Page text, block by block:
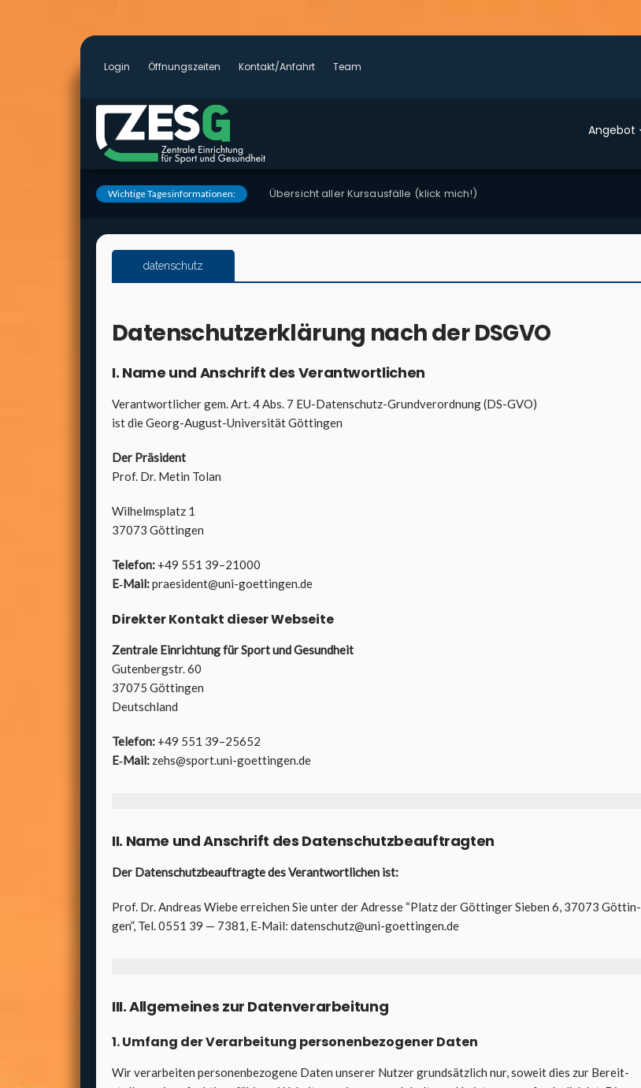
Log­in Öff­nungs­zei­ten Kontakt/Anfahrt Team
Ange­bot
Wichtige Tagesinformationen: Über­sicht aller Kurs­aus­fäl­le (klick mich!)
datenschutz
Daten­schutz­er­klä­rung nach der DSGVO
I. Name und Anschrift des Ver­ant­wort­li­chen
Ver­ant­wort­li­cher gem. Art. 4 Abs. 7 EU-Daten­schutz-Grund­ver­ord­nung (DS-GVO)
ist die Georg-August-Uni­ver­si­tät Göt­tin­gen
Der Prä­si­dent
Prof. Dr. Metin Tolan
Wil­helms­platz 1
37073 Göt­tin­gen
Tele­fon: +49 551 39–21000
E‑Mail:praesident@uni-goettingen.de
Direk­ter Kon­takt die­ser Web­sei­te
Zen­tra­le Ein­rich­tung für Sport und Gesund­heit
Guten­berg­str. 60
37075 Göt­tin­gen
Deutsch­land
Tele­fon: +49 551 39–25652
E‑Mail: zehs@sport.uni-goettingen.de
II. Name und Anschrift des Daten­schutz­be­auf­trag­ten
Der Daten­schutz­be­auf­trag­te des Ver­ant­wort­li­chen ist:
Prof. Dr. Andre­as Wie­be errei­chen Sie unter der Adres­se “Platz der Göt­tin­ger Sie­ben 6, 37073 Göt­tin­
gen”, Tel. 0551 39 — 7381, E‑Mail: datenschutz@uni-goettingen.de
III. All­ge­mei­nes zur Daten­ver­ar­bei­tung
1. Umfang der Ver­ar­bei­tung per­so­nen­be­zo­ge­ner Daten
Wir ver­ar­bei­ten per­so­nen­be­zo­ge­ne Daten unse­rer Nut­zer grund­sätz­lich nur, soweit dies zur Bereit­